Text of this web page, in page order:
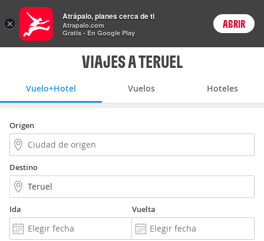
Vuelo+Hotel Precios enPeso
ARSCambiar moneda
Login
VIAJES A TERUEL
Vuelo+Hotel Vuelos Hoteles
Origen
Destino
Ida Vuelta
×
Atrápalo, planes cerca de ti
Atrapalo.com
Gratis - En Google Play
ABRIR